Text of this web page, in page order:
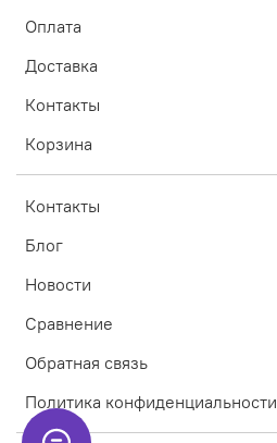
Оплата
Доставка
Контакты
Корзина
Контакты
Блог
Новости
Сравнение
Обратная связь
Политика конфиденциальности